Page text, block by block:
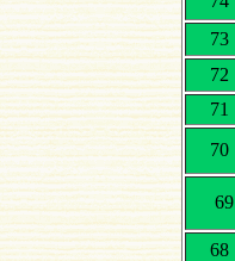
73
72
71
70
69
68